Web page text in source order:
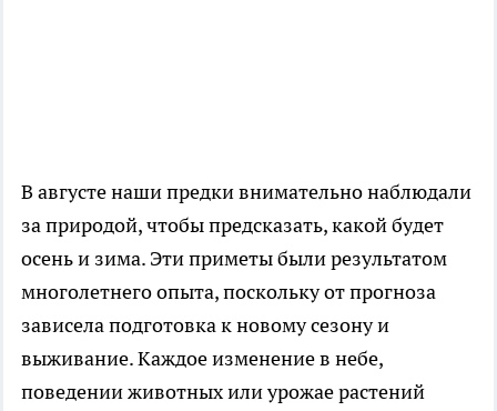
В августе наши предки внимательно наблюдали
за природой, чтобы предсказать, какой будет
осень и зима. Эти приметы были результатом
многолетнего опыта, поскольку от прогноза
зависела подготовка к новому сезону и
выживание. Каждое изменение в небе,
поведении животных или урожае растений